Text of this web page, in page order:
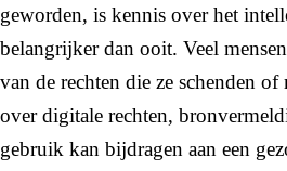
geworden, is kennis over het
belangrijker dan ooit. Veel
van de rechten die ze schenden
over digitale rechten,
gebruik kan bijdragen aan een